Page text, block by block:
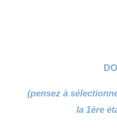
(pensez à
la 1ère